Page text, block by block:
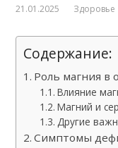
21.01.2025 Здоровье
Содержание:
Роль магния в
Влияние
Магний и
Другие
Симптомы